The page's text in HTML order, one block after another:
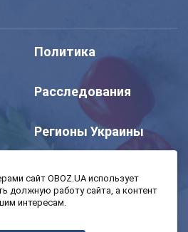
Политика
Расследования
Регионы Украины
Авто
сайт OBOZ.UA использует
должную работу сайта, а контент
интересам.